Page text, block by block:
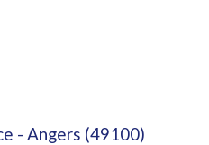
- Angers (49100)